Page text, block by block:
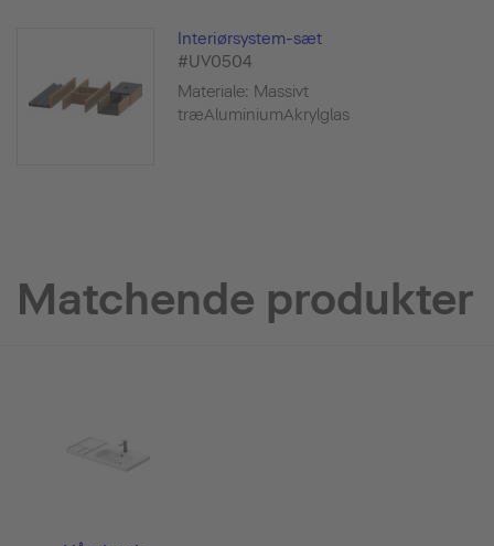
Interiørsystem-sæt
#UV0504
Materiale: Massivt
træAluminiumAkrylglas
Matchende produkter